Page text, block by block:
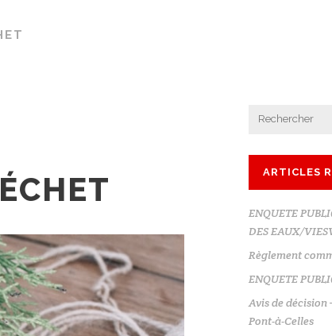
ARTICLES
ENQUETE
DES EAUX/
Règlement
ENQUETE
Avis de décision
Pont-à-Celles